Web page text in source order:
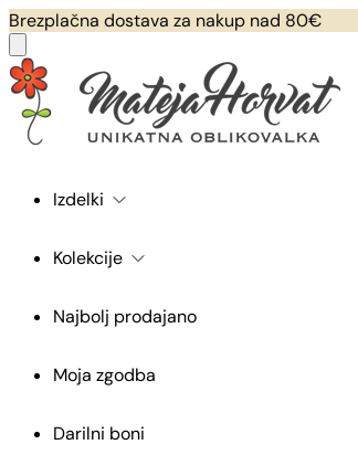
Brezplačna dostava za nakup nad 80€
Izdelki
Kolekcije
Najbolj prodajano
Moja zgodba
Darilni boni